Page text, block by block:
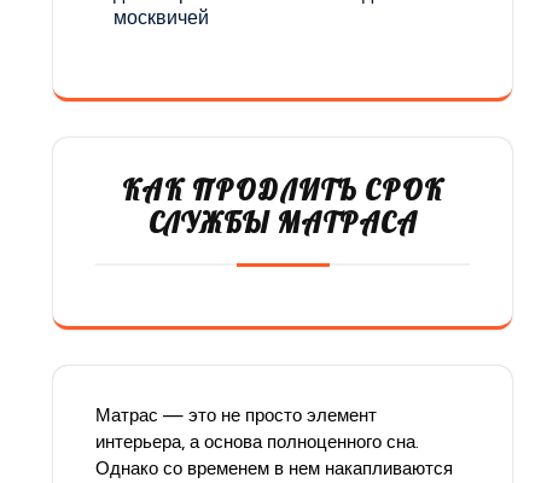
москвичей
КАК ПРОДЛИТЬ СРОК
СЛУЖБЫ МАТРАСА
Матрас — это не просто элемент
интерьера, а основа полноценного сна.
Однако со временем в нем накапливаются